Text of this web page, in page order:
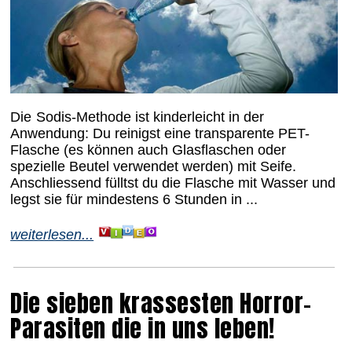
Die Sodis-Methode ist kinderleicht in der
Anwendung: Du reinigst eine transparente PET-
Flasche (es können auch Glasflaschen oder
spezielle Beutel verwendet werden) mit Seife.
Anschliessend fülltst du die Flasche mit Wasser und
legst sie für mindestens 6 Stunden in ...
weiterlesen...
Die sieben krassesten Horror-
Parasiten die in uns leben!